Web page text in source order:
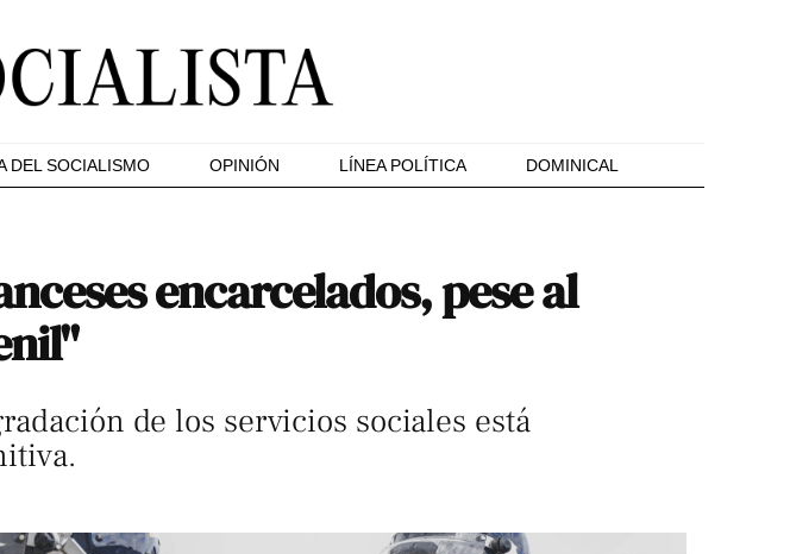
DEL SOCIALISMO OPINIÓN LÍNEA POLÍTICA DOMINICAL
encarcelados, pese al
de los servicios sociales está